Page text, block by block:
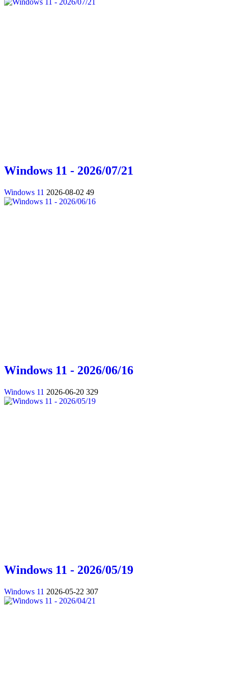
Windows 11 - 2026/07/21
Windows 11 2026-08-02 49
Windows 11 - 2026/06/16
Windows 11 2026-06-20 329
Windows 11 - 2026/05/19
Windows 11 2026-05-22 307